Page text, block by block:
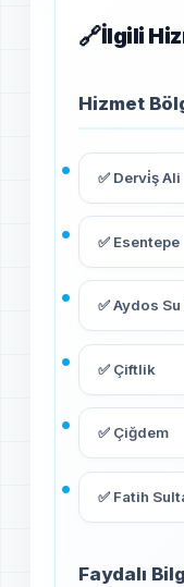
İlgili
Hizmet
✅ Dervi̇ş Ali
✅ Esentepe
✅ Aydos
✅ Çiftlik
✅ Çiğdem
✅ Fatih
Faydalı